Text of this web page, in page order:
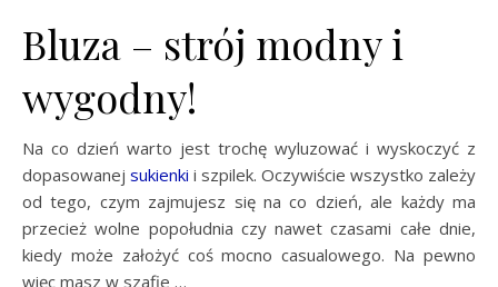
Bluza – strój modny i
wygodny!
Na co dzień warto jest trochę wyluzować i wyskoczyć z
dopasowanej sukienki i szpilek. Oczywiście wszystko zależy
od tego, czym zajmujesz się na co dzień, ale każdy ma
przecież wolne popołudnia czy nawet czasami całe dnie,
kiedy może założyć coś mocno casualowego. Na pewno
więc masz w szafie …